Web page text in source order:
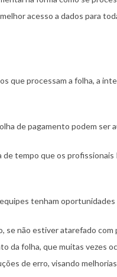
acesso a dados para
que processam a folha, a
de pagamento podem ser
tempo que os
tenham
se não estiver atarefado
da folha, que muitas vezes
de erro, visando